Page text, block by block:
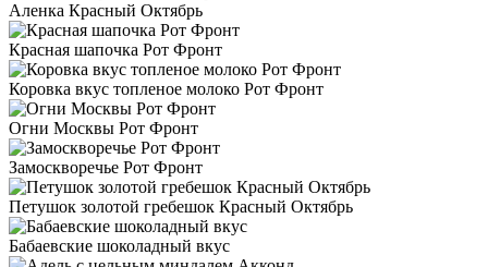
Аленка Красный Октябрь
Красная шапочка Рот Фронт
Коровка вкус топленое молоко Рот Фронт
Огни Москвы Рот Фронт
Замоскворечье Рот Фронт
Петушок золотой гребешок Красный Октябрь
Бабаевские шоколадный вкус